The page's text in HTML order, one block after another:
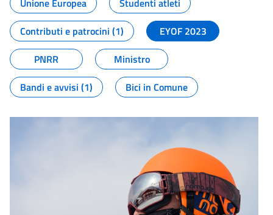
Unione Europea
Studenti atleti
Contributi e patrocini (1)
EYOF 2023
PNRR
Ministro
Bandi e avvisi (1)
Bici in Comune